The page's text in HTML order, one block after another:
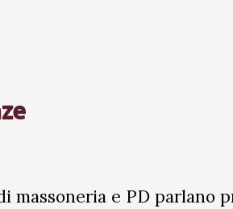
massoneria e PD parlano